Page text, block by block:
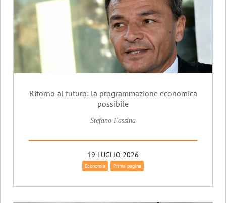
Ritorno al futuro: la programmazione economica
possibile
Stefano Fassina
19 LUGLIO 2026
Economia Prima pagina